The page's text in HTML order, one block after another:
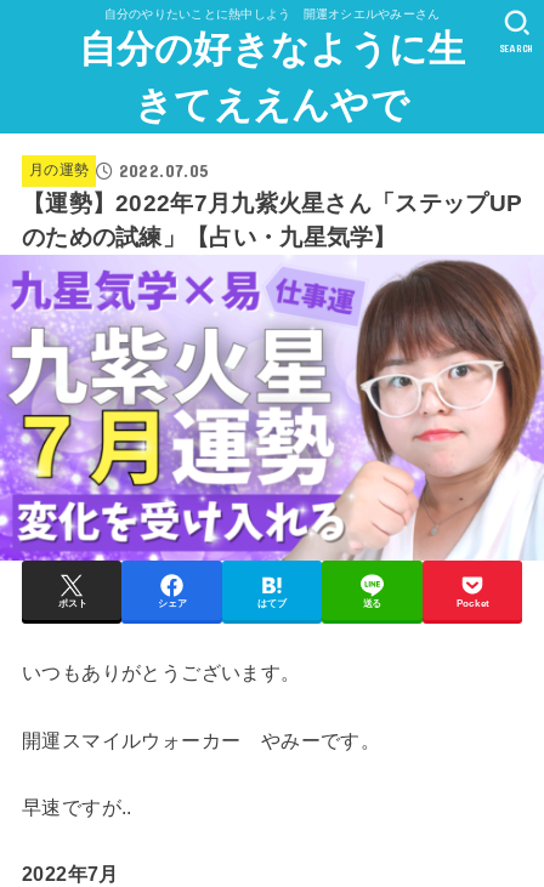
自分のやりたいことに熱中しよう 開運オシエルやみーさん
自分の好きなように生
きてええんやで
SEARCH
月の運勢 2022.07.05
【運勢】2022年7月九紫火星さん「ステップUP
のための試練」【占い・九星気学】
ポスト シェア はてブ 送る Pocket
いつもありがとうございます。
開運スマイルウォーカー やみーです。
早速ですが..
2022年7月